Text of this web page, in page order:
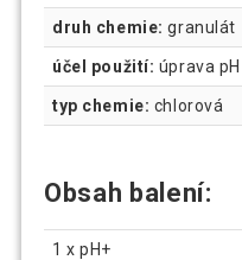
druh chemie: granulát
účel použití: úprava pH
typ chemie: chlorová
Obsah balení:
1 x pH+